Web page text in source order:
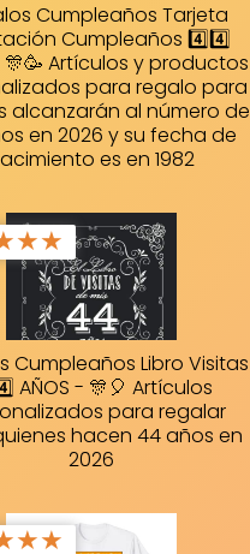
Cumpleaños Tarjeta
Cumpleaños 4️⃣4️⃣
Artículos y productos
para regalo para
alcanzarán al número de
en 2026 y su fecha de
es en 1982
★★
Cumpleaños Libro Visitas
AÑOS - 🎊🎈 Artículos
para regalar
hacen 44 años en
2026
★★